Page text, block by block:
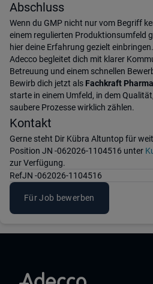
Abschluss
Wenn du GMP nicht nur vom Begriff
einem regulierten Produktionsumfeld
hier deine Erfahrung gezielt einbringen.
Adecco begleitet dich mit klarer
Betreuung und einem schnellen
Bewirb dich jetzt als Fachkraft
starte in einem Umfeld, in dem
saubere Prozesse wirklich zählen.
Kontakt
Gerne steht Dir Kübra Altuntop für
Position JN -062026-1104516 unter
zur Verfügung.
RefJN -062026-1104516
Für Job bewerben